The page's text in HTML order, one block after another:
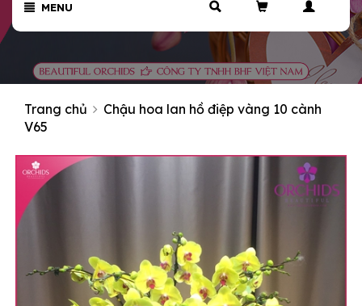
MENU
Trang chủ
Chậu hoa lan hồ điệp vàng 10 cành
V65